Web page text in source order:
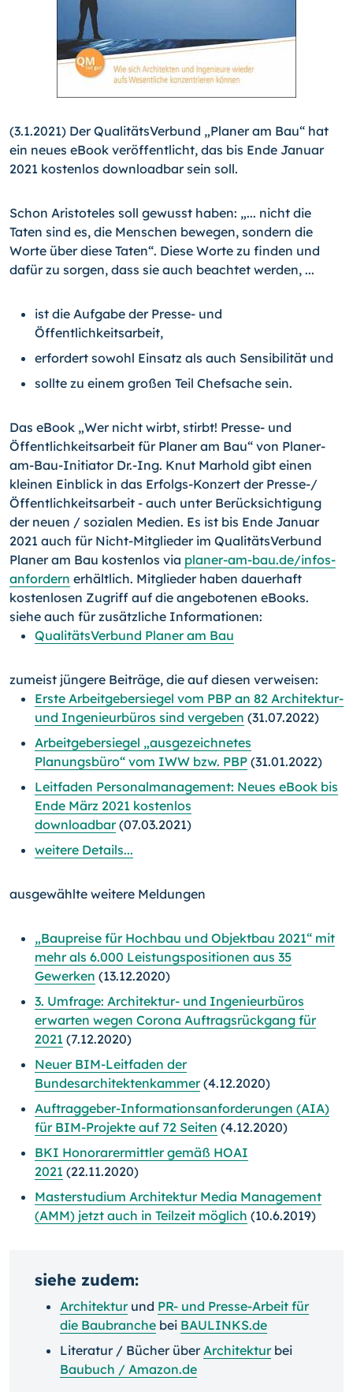
(3.1.2021) Der QualitätsVerbund „Planer am Bau“ hat
ein neues eBook veröffentlicht, das bis Ende Januar
2021 kostenlos downloadbar sein soll.
Schon Aristoteles soll gewusst haben: „... nicht die
Taten sind es, die Menschen bewegen, sondern die
Worte über diese Taten“. Diese Worte zu finden und
dafür zu sorgen, dass sie auch beachtet werden, ...
ist die Aufgabe der Presse- und
Öffentlichkeitsarbeit,
erfordert sowohl Einsatz als auch Sensibilität und
sollte zu einem großen Teil Chefsache sein.
Das eBook „Wer nicht wirbt, stirbt! Presse- und
Öffentlichkeitsarbeit für Planer am Bau“ von Planer-
am-Bau-Initiator Dr.-Ing. Knut Marhold gibt einen
kleinen Einblick in das Erfolgs-Konzert der Presse-/
Öffentlichkeitsarbeit - auch unter Berücksichtigung
der neuen / sozialen Medien. Es ist bis Ende Januar
2021 auch für Nicht-Mitglieder im QualitätsVerbund
Planer am Bau kostenlos via planer-am-bau.de/infos-
anfordern erhältlich. Mitglieder haben dauerhaft
kostenlosen Zugriff auf die angebotenen eBooks.
siehe auch für zusätzliche Informationen:
QualitätsVerbund Planer am Bau
zumeist jüngere Beiträge, die auf diesen verweisen:
Erste Arbeitgebersiegel vom PBP an 82 Architektur-
und Ingenieurbüros sind vergeben (31.07.2022)
Arbeitgebersiegel „ausgezeichnetes
Planungsbüro“ vom IWW bzw. PBP (31.01.2022)
Leitfaden Personalmanagement: Neues eBook bis
Ende März 2021 kostenlos
downloadbar(07.03.2021)
weitere Details...
ausgewählte weitere Meldungen
„Baupreise für Hochbau und Objektbau 2021“ mit
mehr als 6.000 Leistungspositionen aus 35
Gewerken (13.12.2020)
3. Umfrage: Architektur- und Ingenieurbüros
erwarten wegen Corona Auftragsrückgang für
2021 (7.12.2020)
Neuer BIM-Leitfaden der
Bundesarchitektenkammer(4.12.2020)
Auftraggeber-Informationsanforderungen (AIA)
für BIM-Projekte auf 72 Seiten (4.12.2020)
BKI Honorarermittler gemäß HOAI
2021 (22.11.2020)
Masterstudium Architektur Media Management
(AMM) jetzt auch in Teilzeit möglich (10.6.2019)
siehe zudem:
Architekturund PR- und Presse-Arbeit für
die Baubranche bei BAULINKS.de
Literatur / Bücher überArchitekturbei
Baubuch / Amazon.de